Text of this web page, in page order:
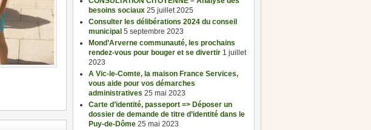
besoins sociaux 25 juillet 2025
Consulter les délibérations 2024 du conseil
municipal 5 septembre 2023
Mond’Arverne communauté, les prochains
rendez-vous pour bouger et se divertir 1 juillet
2023
A Vic-le-Comte, la maison France Services,
vous aide pour vos démarches
administratives 25 mai 2023
Carte d’identité, passeport => Déposer un
dossier de demande de titre d’identité dans le
Puy-de-Dôme 25 mai 2023